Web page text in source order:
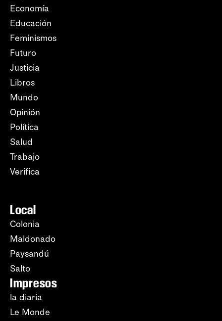
Economía
Educación
Feminismos
Futuro
Justicia
Libros
Mundo
Opinión
Política
Salud
Trabajo
Verifica
Local
Colonia
Maldonado
Paysandú
Salto
Impresos
la diaria
Le Monde